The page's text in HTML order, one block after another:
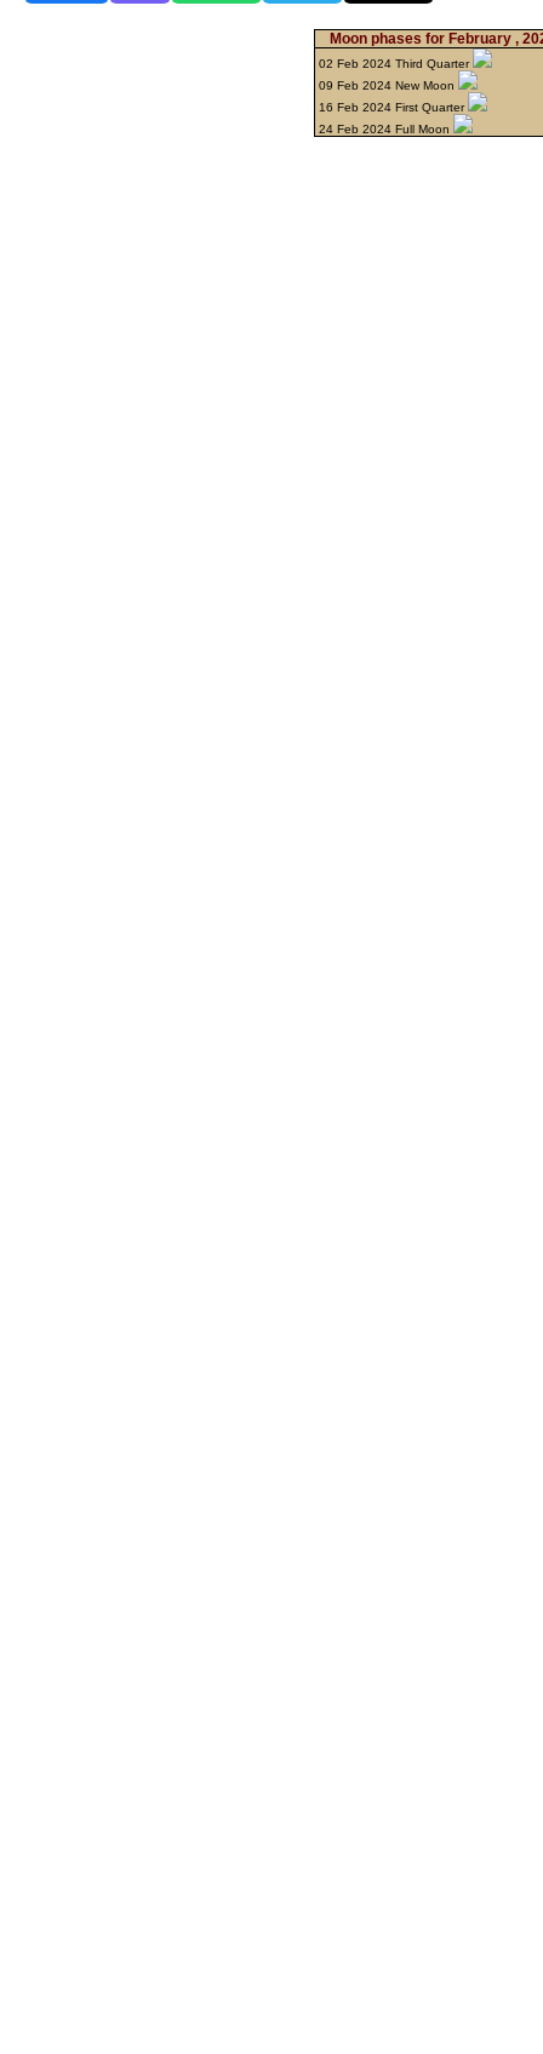
Moon phases for February ,
02 Feb 2024 Third Quarter
09 Feb 2024 New Moon
16 Feb 2024 First Quarter
24 Feb 2024 Full Moon